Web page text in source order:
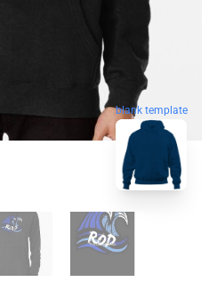
blank template